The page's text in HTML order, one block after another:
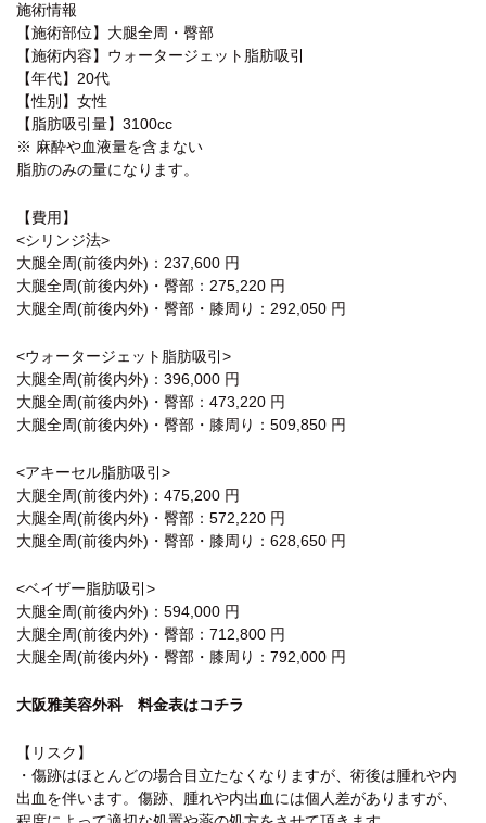
施術情報
【施術部位】大腿全周・臀部
【施術内容】ウォータージェット脂肪吸引
【年代】20代
【性別】女性
【脂肪吸引量】3100cc
※ 麻酔や血液量を含まない
脂肪のみの量になります。
【費用】
<シリンジ法>
大腿全周(前後内外)：237,600 円
大腿全周(前後内外)・臀部：275,220 円
大腿全周(前後内外)・臀部・膝周り：292,050 円
<ウォータージェット脂肪吸引>
大腿全周(前後内外)：396,000 円
大腿全周(前後内外)・臀部：473,220 円
大腿全周(前後内外)・臀部・膝周り：509,850 円
<アキーセル脂肪吸引>
大腿全周(前後内外)：475,200 円
大腿全周(前後内外)・臀部：572,220 円
大腿全周(前後内外)・臀部・膝周り：628,650 円
<ベイザー脂肪吸引>
大腿全周(前後内外)：594,000 円
大腿全周(前後内外)・臀部：712,800 円
大腿全周(前後内外)・臀部・膝周り：792,000 円
大阪雅美容外科 料金表はコチラ
【リスク】
・傷跡はほとんどの場合目立たなくなりますが、術後は腫れや内
出血を伴います。傷跡、腫れや内出血には個人差がありますが、